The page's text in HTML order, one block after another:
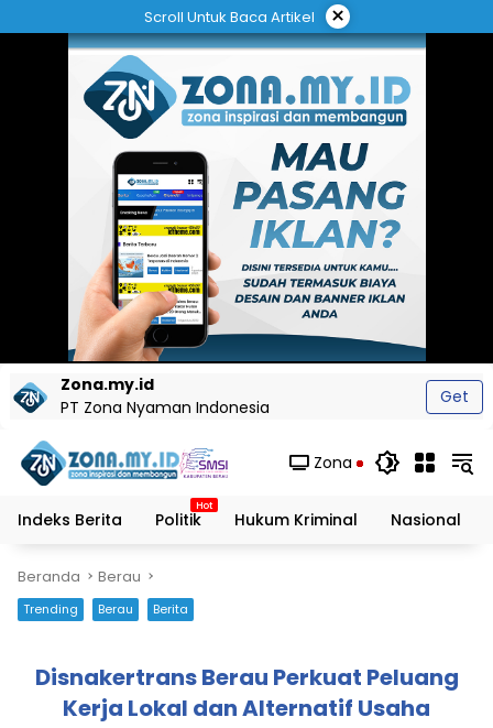
ke
Scroll Untuk Baca Artikel ×
Zona.my.id
PT Zona Nyaman Indonesia
Get
Zona
Indeks Berita Politik Hukum Kriminal Nasional
Beranda Berau
Trending Berau Berita
Disnakertrans Berau Perkuat Peluang
Kerja Lokal dan Alternatif Usaha